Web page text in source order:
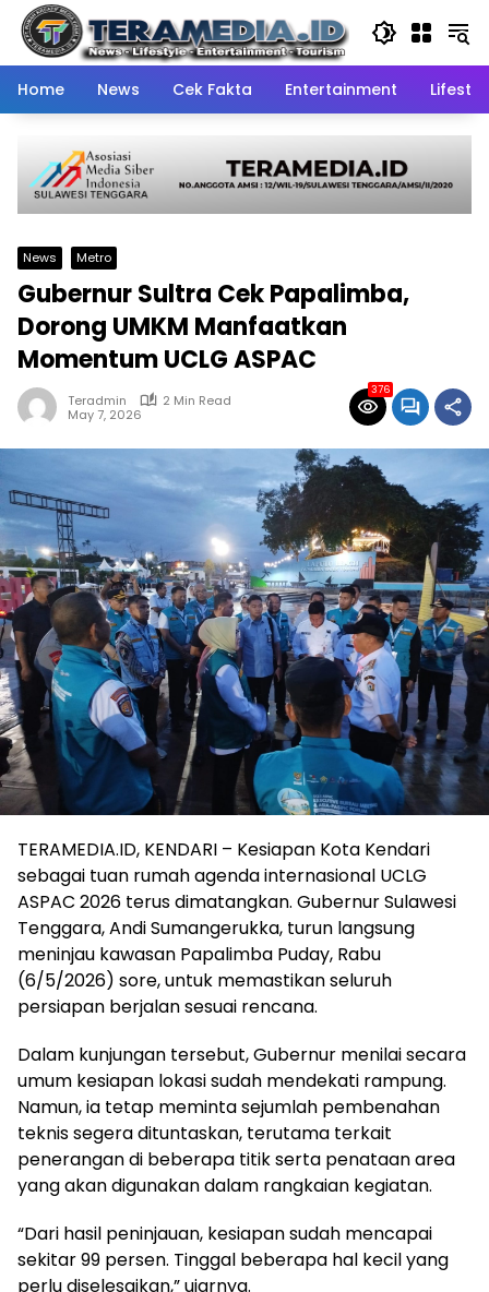
Skip
content
Home
News Cek Fakta Entertainment
News Metro
Gubernur Sultra Cek Papalimba,
Dorong UMKM Manfaatkan
Momentum UCLG ASPAC
Teradmin
2 Min Read
May 7, 2026
376
TERAMEDIA.ID, KENDARI – Kesiapan Kota Kendari
sebagai tuan rumah agenda internasional UCLG
ASPAC 2026 terus dimatangkan. Gubernur Sulawesi
Tenggara, Andi Sumangerukka, turun langsung
meninjau kawasan Papalimba Puday, Rabu
(6/5/2026) sore, untuk memastikan seluruh
persiapan berjalan sesuai rencana.
Dalam kunjungan tersebut, Gubernur menilai secara
umum kesiapan lokasi sudah mendekati rampung.
Namun, ia tetap meminta sejumlah pembenahan
teknis segera dituntaskan, terutama terkait
penerangan di beberapa titik serta penataan area
yang akan digunakan dalam rangkaian kegiatan.
“Dari hasil peninjauan, kesiapan sudah mencapai
sekitar 99 persen. Tinggal beberapa hal kecil yang
perlu diselesaikan,” ujarnya.